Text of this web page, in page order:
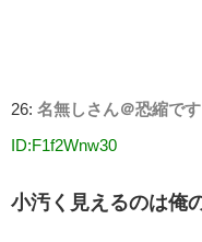
26: 名無しさん＠恐縮です
ID:F1f2Wnw30
小汚く見えるのは俺